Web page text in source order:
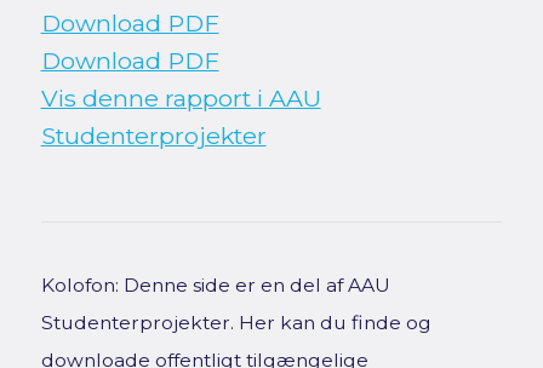
Download PDF
Download PDF
Vis denne rapport i AAU
Studenterprojekter
Kolofon: Denne side er en del af AAU
Studenterprojekter. Her kan du finde og
downloade offentligt tilgængelige